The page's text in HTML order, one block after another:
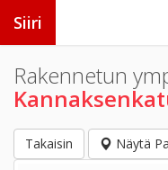
Siiri
Rakennetun
Takaisin Näytä